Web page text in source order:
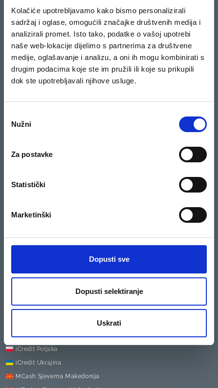
Kolačiće upotrebljavamo kako bismo personalizirali
sadržaj i oglase, omogućili značajke društvenih medija i
analizirali promet. Isto tako, podatke o vašoj upotrebi
naše web-lokacije dijelimo s partnerima za društvene
medije, oglašavanje i analizu, a oni ih mogu kombinirati s
drugim podacima koje ste im pružili ili koje su prikupili
dok ste upotrebljavali njihove usluge.
pristanka
Nužni
Za postavke
Statistički
Marketinški
Dopusti sve
Dopusti selektiranje
Uskrati
О nama
Politika privatnosti
Uvjeti i Odredbe
Česta pitanja
Lokacije
Pravila i uvjeti igre
Kredis
Opći uvjeti poslovanja za Kredit
Max
KARIJERE
01/5581-050
PRETPLATI SE NA NAŠ BILTEN
Pretplatom na bilten prihvaćam primati elektronske poruke u informativne
i promotivne svrhe.
Međunarodne podružnice
iCredit Rumunjska
iCredit Poljska
iCredit Ukrajina
MCash Sjeverna Makedonija